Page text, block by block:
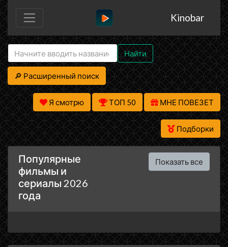
Kinobar
Найти
🔎 Расширенный поиск
Я смотрю ТОП 50 МНЕ ПОВЕЗЕТ
Подборки
Популярные
фильмы и
сериалы 2026
года
Показать все